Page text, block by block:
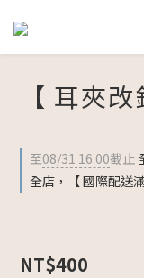
【 耳夾
至08/31 16:00截止
全店，【 國際配送
NT$400